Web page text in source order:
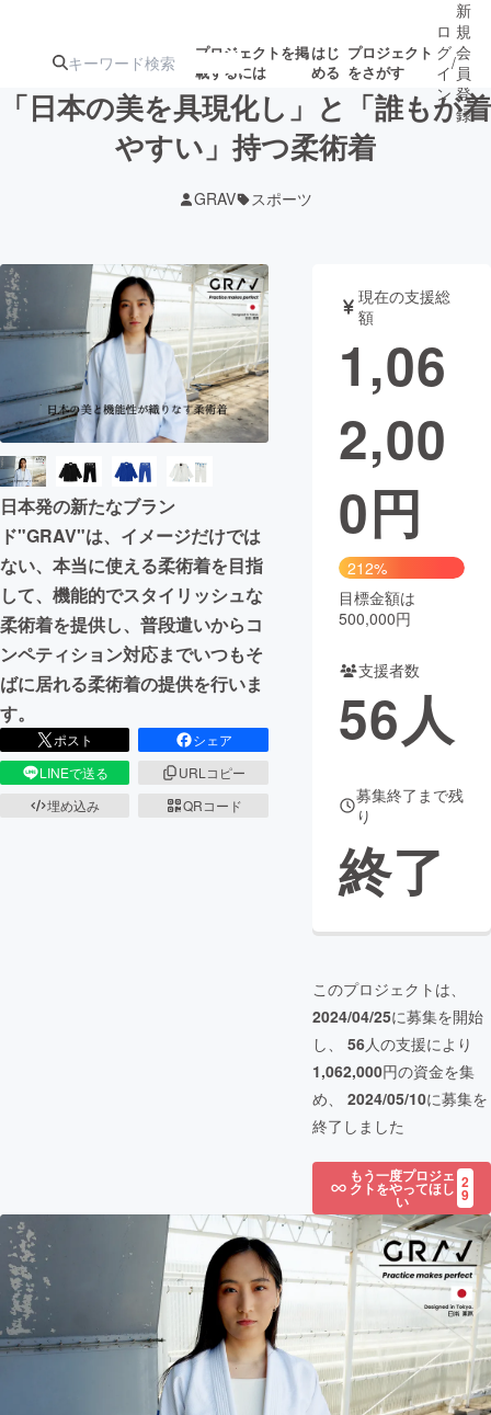
プロジェクトを掲
載するには
はじ
める
プロジェクト
をさがす
ジェクト
ロジェクト
アート・写真 音楽
テクノロジー・ガジェット ゲーム・サ
映像・映画
ビジネス・起業
まちづくり・地域活性化
CAMPFIRE for Social Good
CAMPFIRE Creation
CAMPFIREふるさと納税machi-ya コミュニティ
ロ
グ
イ
ン
/
新
規
会
員
登
録
「日本の美を具現化し」と「誰もが着
やすい」持つ柔術着
GRAV スポーツ
日本発の新たなブラン
ド"GRAV"は、イメージだけでは
ない、本当に使える柔術着を目指
して、機能的でスタイリッシュな
柔術着を提供し、普段遣いからコ
ンペティション対応までいつもそ
ばに居れる柔術着の提供を行いま
す。
ポスト
シェア
LINEで送る
URLコピー
埋め込み
QRコード
現在の支援総
額
1,06
2,00
0円
212%
目標金額は
500,000円
支援者数
56人
募集終了まで残
り
終了
このプロジェクトは、
2024/04/25に募集を開始
し、 56人の支援により
1,062,000円の資金を集
め、 2024/05/10に募集を
終了しました
もう一度プロジェ
クトをやってほし
い
2
9